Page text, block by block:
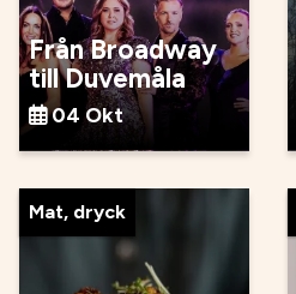
Från Broadway
till Duvemåla
04 Okt
Mat, dryck